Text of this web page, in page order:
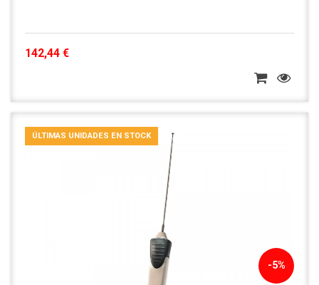
142,44 €
-5%
ÚLTIMAS UNIDADES EN STOCK